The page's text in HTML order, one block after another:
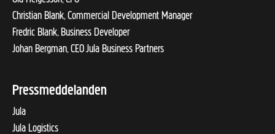
Christian Blank, Commercial Development Manager
Fredric Blank, Business Developer
Johan Bergman, CEO Jula Business Partners
Pressmeddelanden
Jula
Jula Logistics